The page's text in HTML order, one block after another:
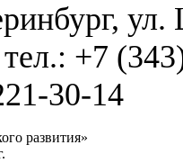
тел.: +7
30-14
развития»